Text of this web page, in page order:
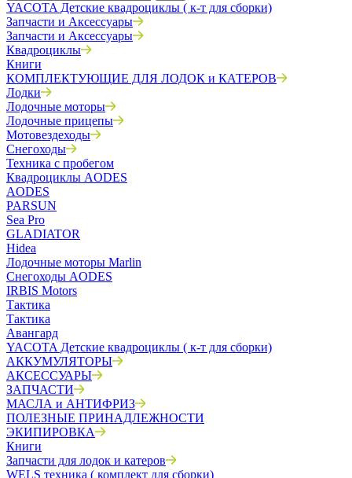
YACOTA Детские квадроциклы ( к-т для сборки)
Запчасти и Аксессуары
Запчасти и Аксессуары
Квадроциклы
Книги
КОМПЛЕКТУЮЩИЕ ДЛЯ ЛОДОК и КАТЕРОВ
Лодки
Лодочные моторы
Лодочные прицепы
Мотовездеходы
Снегоходы
Техника с пробегом
Квадроциклы AODES
AODES
PARSUN
Sea Pro
GLADIATOR
Hidea
Лодочные моторы Marlin
Снегоходы AODES
IRBIS Motors
Тактика
Тактика
Авангард
YACOTA Детские квадроциклы ( к-т для сборки)
АККУМУЛЯТОРЫ
АКСЕССУАРЫ
ЗАПЧАСТИ
МАСЛА и АНТИФРИЗ
ПОЛЕЗНЫЕ ПРИНАДЛЕЖНОСТИ
ЭКИПИРОВКА
Книги
Запчасти для лодок и катеров
WELS техника ( комплект для сборки)